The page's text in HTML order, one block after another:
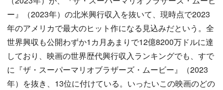
ー』（2023年）の北米興行収入を抜いて、現時点で2023
年のアメリカで最大のヒット作になる見込みだという。全
世界興収も公開わずか1カ月あまりで12億8200万ドルに達
しており、映画の世界歴代興行収入ランキングでも、すで
に『ザ・スーパーマリオブラザーズ・ムービー』（2023
年）を抜き、13位に付けている。いったいこの映画のどの